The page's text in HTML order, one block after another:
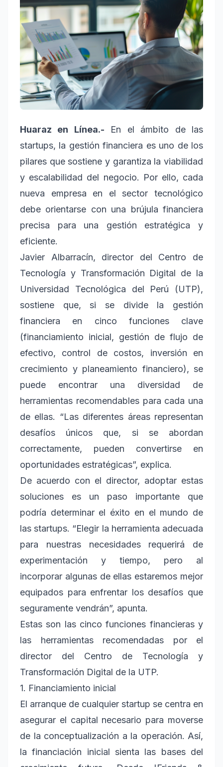
Huaraz en Línea.- En el ámbito de las
startups, la gestión financiera es uno de los
pilares que sostiene y garantiza la viabilidad
y escalabilidad del negocio. Por ello, cada
nueva empresa en el sector tecnológico
debe orientarse con una brújula financiera
precisa para una gestión estratégica y
eficiente.
Javier Albarracín, director del Centro de
Tecnología y Transformación Digital de la
Universidad Tecnológica del Perú (UTP),
sostiene que, si se divide la gestión
financiera en cinco funciones clave
(financiamiento inicial, gestión de flujo de
efectivo, control de costos, inversión en
crecimiento y planeamiento financiero), se
puede encontrar una diversidad de
herramientas recomendables para cada una
de ellas. “Las diferentes áreas representan
desafíos únicos que, si se abordan
correctamente, pueden convertirse en
oportunidades estratégicas”, explica.
De acuerdo con el director, adoptar estas
soluciones es un paso importante que
podría determinar el éxito en el mundo de
las startups. “Elegir la herramienta adecuada
para nuestras necesidades requerirá de
experimentación y tiempo, pero al
incorporar algunas de ellas estaremos mejor
equipados para enfrentar los desafíos que
seguramente vendrán”, apunta.
Estas son las cinco funciones financieras y
las herramientas recomendadas por el
director del Centro de Tecnología y
Transformación Digital de la UTP.
1. Financiamiento inicial
El arranque de cualquier startup se centra en
asegurar el capital necesario para moverse
de la conceptualización a la operación. Así,
la financiación inicial sienta las bases del